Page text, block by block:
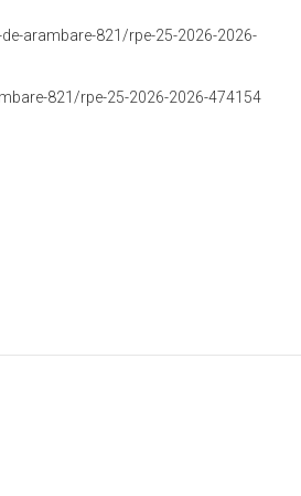
arambare-821/rpe-25-2026-2026-
821/rpe-25-2026-2026-474154